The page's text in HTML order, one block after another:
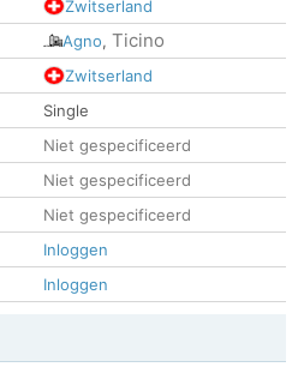
Zwitserland
Agno, Ticino
Zwitserland
Single
Niet gespecificeerd
Niet gespecificeerd
Niet gespecificeerd
Inloggen
Inloggen